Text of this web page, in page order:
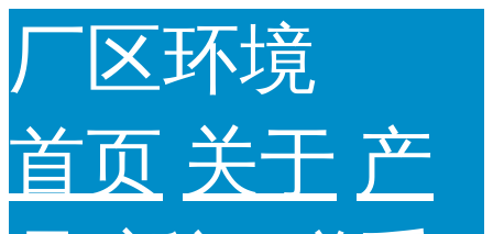
厂区环境
首页 关于 产